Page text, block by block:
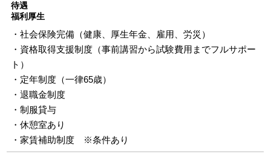
待遇
福利厚生
・社会保険完備（健康、厚生年金、雇用、労災）
・資格取得支援制度（事前講習から試験費用までフルサポー
ト）
・定年制度（一律65歳）
・退職金制度
・制服貸与
・休憩室あり
・家賃補助制度 ※条件あり